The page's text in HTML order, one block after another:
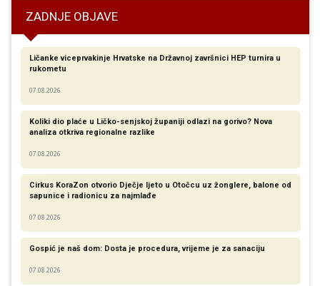
ZADNJE OBJAVE
Ličanke viceprvakinje Hrvatske na Državnoj završnici HEP turnira u
rukometu
07.08.2026
Koliki dio plaće u Ličko-senjskoj županiji odlazi na gorivo? Nova
analiza otkriva regionalne razlike​
07.08.2026
Cirkus KoraZon otvorio Dječje ljeto u Otočcu uz žonglere, balone od
sapunice i radionicu za najmlađe
07.08.2026
Gospić je naš dom: Dosta je procedura, vrijeme je za sanaciju
07.08.2026